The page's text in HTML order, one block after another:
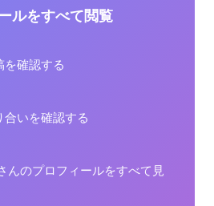
ルをすべて閲覧
を確認する
合いを確認する
んのプロフィールをすべて見